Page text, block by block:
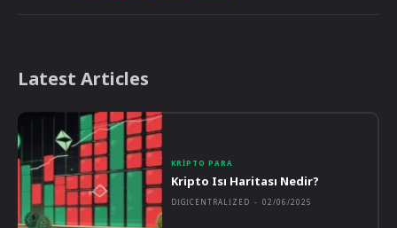
Latest Articles
KRIPTO PARA
Kripto Isı Haritası Nedir?
DIGICENTRALIZED - 02/06/2025